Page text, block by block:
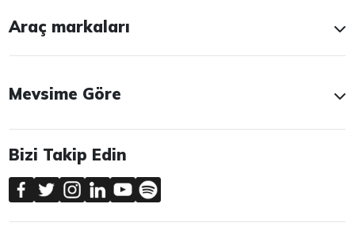
Araç markaları
Mevsime Göre
Bizi Takip Edin